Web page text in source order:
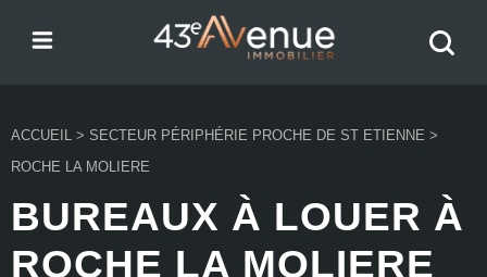
ACCUEIL > SECTEUR PÉRIPHÉRIE PROCHE DE ST ETIENNE >
ROCHE LA MOLIERE
BUREAUX À LOUER À
ROCHE LA MOLIERE